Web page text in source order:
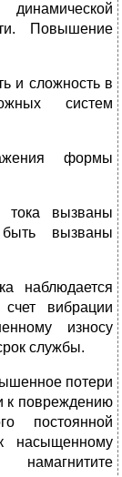
Повышение
и сложность в
систем
формы
вызваны
вызваны
наблюдается
вибрации
износу
службы.
потери
к повреждению
постоянной
насыщенному